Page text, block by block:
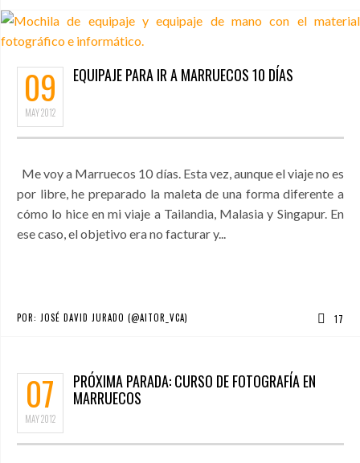
09
MAY2012
EQUIPAJE PARA IR A MARRUECOS 10 DÍAS
Me voy a Marruecos 10 días. Esta vez, aunque el viaje no es
por libre, he preparado la maleta de una forma diferente a
cómo lo hice en mi viaje a Tailandia, Malasia y Singapur. En
ese caso, el objetivo era no facturar y...
POR: JOSÉ DAVID JURADO (@AITOR_VCA) 17
07
MAY2012
PRÓXIMA PARADA: CURSO DE FOTOGRAFÍA EN
MARRUECOS